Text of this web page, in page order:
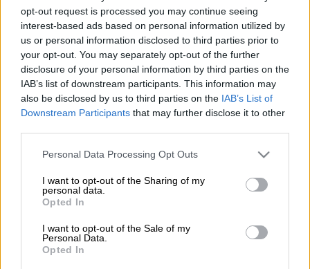
opt-out request is processed you may continue seeing
interest-based ads based on personal information utilized by
us or personal information disclosed to third parties prior to
your opt-out. You may separately opt-out of the further
disclosure of your personal information by third parties on the
IAB’s list of downstream participants. This information may
also be disclosed by us to third parties on the IAB’s List of
Downstream Participants that may further disclose it to other
Please note that this website/app uses one or more Google
not limited to your visit or usage behaviour. You may click to
grant or deny consent to Google and its third-party tags to
use your data for below specified purposes in below Google
consent section.
Personal Data Processing Opt Outs
I want to opt-out of the Sharing of my
personal data.
Opted In
I want to opt-out of the Sale of my
Personal Data.
Opted In
Pixabay
Προσθέστε το ΕΘΝΟΣ στη Google
Σε αυτή την αρχαία πρακτική, λεπτές
ισορροπία στο σώμα και να προάγουν την
φυσική επούλωση.
Τα σημεία βελονισμού έχουν συνδέσεις με
διάφορες περιοχές του εγκεφαλικού και
νευρικού συστήματος, πυροδοτούν τη